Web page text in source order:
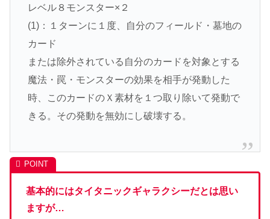
レベル８モンスター×２
(1)：１ターンに１度、自分のフィールド・墓地の
カード
または除外されている自分のカードを対象とする
魔法・罠・モンスターの効果を相手が発動した
時、このカードのＸ素材を１つ取り除いて発動で
きる。その発動を無効にし破壊する。
基本的にはタイタニックギャラクシーだとは思い
ますが…